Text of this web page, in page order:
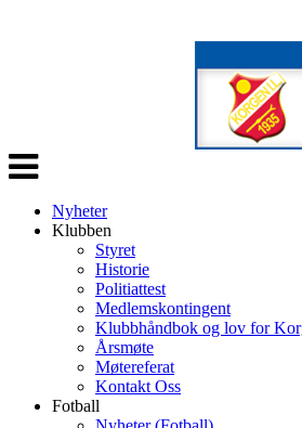
Veksle
navigasjon
Nyheter
Klubben
Styret
Historie
Politiattest
Medlemskontingent
Klubbhåndbok og lov for
Årsmøte
Møtereferat
Kontakt Oss
Fotball